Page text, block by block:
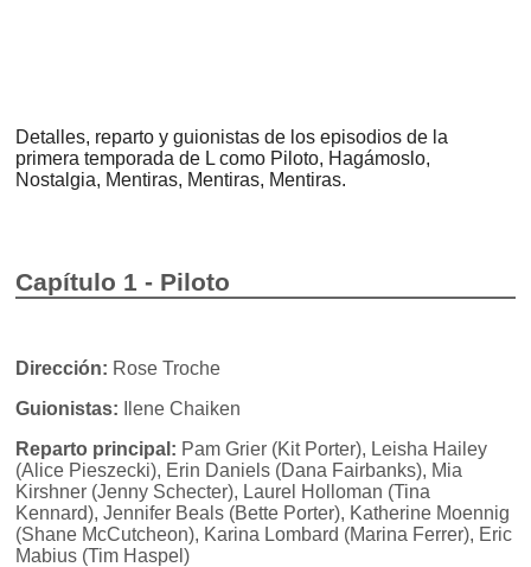
Detalles, reparto y guionistas de los episodios de la
primera temporada de L como Piloto, Hagámoslo,
Nostalgia, Mentiras, Mentiras, Mentiras.
Capítulo 1 - Piloto
Dirección: Rose Troche
Guionistas: Ilene Chaiken
Reparto principal: Pam Grier (Kit Porter), Leisha Hailey
(Alice Pieszecki), Erin Daniels (Dana Fairbanks), Mia
Kirshner (Jenny Schecter), Laurel Holloman (Tina
Kennard), Jennifer Beals (Bette Porter), Katherine Moennig
(Shane McCutcheon), Karina Lombard (Marina Ferrer), Eric
Mabius (Tim Haspel)